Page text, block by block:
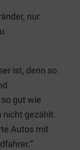
nur
ist, denn so
gut wie
nicht gezählt.
Autos mit